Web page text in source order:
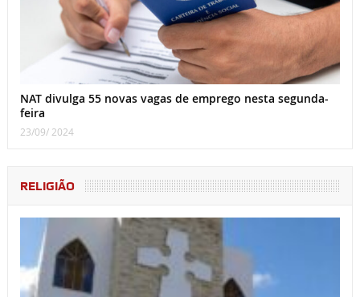
NAT divulga 55 novas vagas de emprego nesta segunda-
feira
23/09/ 2024
RELIGIÃO